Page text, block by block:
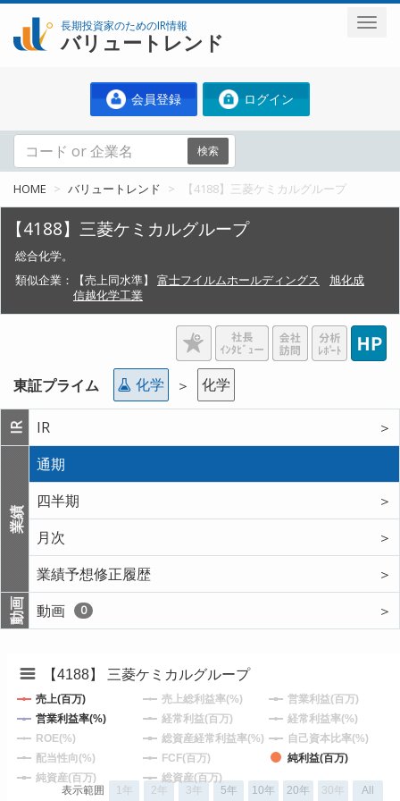
長期投資家のためのIR情報
バリュートレンド
会員登録 ログイン
検索
HOME バリュートレンド 【4188】三菱ケミカルグループ
【4188】三菱ケミカルグループ
総合化学。
類似企業：
【売上同水準】 富士フイルムホールディングス
旭化成
信越化学工業
東証プライム 化学 ＞ 化学
IR IR ＞
業績
通期
四半期
＞
月次
＞
業績予想修正履歴
＞
動画 動画 0 ＞
【4188】 三菱ケミカルグループ
表示範囲 1年 2年 3年 5年 10年 20年 30年 All
売上(百万) 売上総利益率(%)
営業利益(百万)
営業利益率(%)
経常利益(百万)
経常利益率(%)
ROE(%)
総資産経常利益率(%)
自己資本比率(%)
配当性向(%)
FCF(百万)
純利益(百万)
純資産(百万)
総資産(百万)